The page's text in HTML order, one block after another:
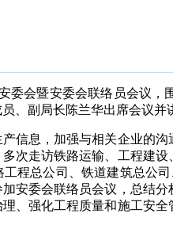
会暨安委会联络员会议，
、副局长陈兰华出席会议
息，加强与相关企业的沟
次走访铁路运输、工程建
程总公司、铁道建筑总公
安委会联络员会议，总结
、强化工程质量和施工安